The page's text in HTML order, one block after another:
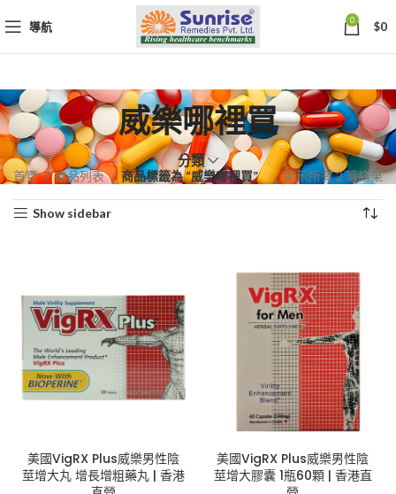
導航 0 $0
威樂哪裡買
分類
首頁 商品列表 商品標籤為 “威樂哪裡買” 顯示所有 2 筆結果依
Show sidebar
美國VigRX Plus威樂男性陰
莖增大丸 增長增粗藥丸 | 香港
美國VigRX Plus威樂男性陰
莖增大膠囊 1瓶60顆 | 香港直